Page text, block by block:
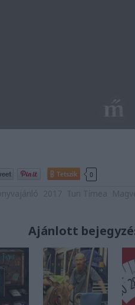
Tetszik 0
Ajánlott